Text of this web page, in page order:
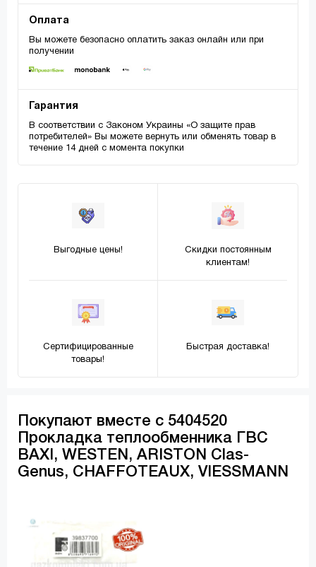
Оплата
Вы можете безопасно оплатить заказ онлайн или при
получении
Гарантия
В соответствии с Законом Украины «О защите прав
потребителей» Вы можете вернуть или обменять товар в
течение 14 дней с момента покупки
Выгодные цены!
Скидки постоянным
клиентам!
Сертифицированные
товары!
Быстрая доставка!
Покупают вместе с 5404520
Прокладка теплообменника ГВС
BAXI, WESTEN, ARISTON Clas-
Genus, CHAFFOTEAUX, VIESSMANN